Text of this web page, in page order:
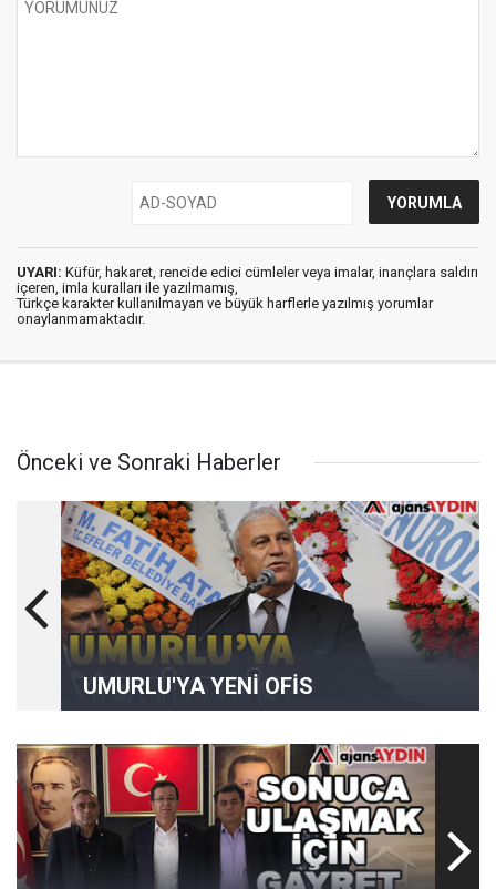
UYARI: Küfür, hakaret, rencide edici cümleler veya imalar, inançlara saldırı
içeren, imla kuralları ile yazılmamış,
Türkçe karakter kullanılmayan ve büyük harflerle yazılmış yorumlar
onaylanmamaktadır.
Önceki ve Sonraki Haberler
UMURLU'YA YENİ OFİS